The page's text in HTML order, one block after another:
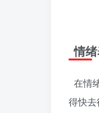
情
在情
得快